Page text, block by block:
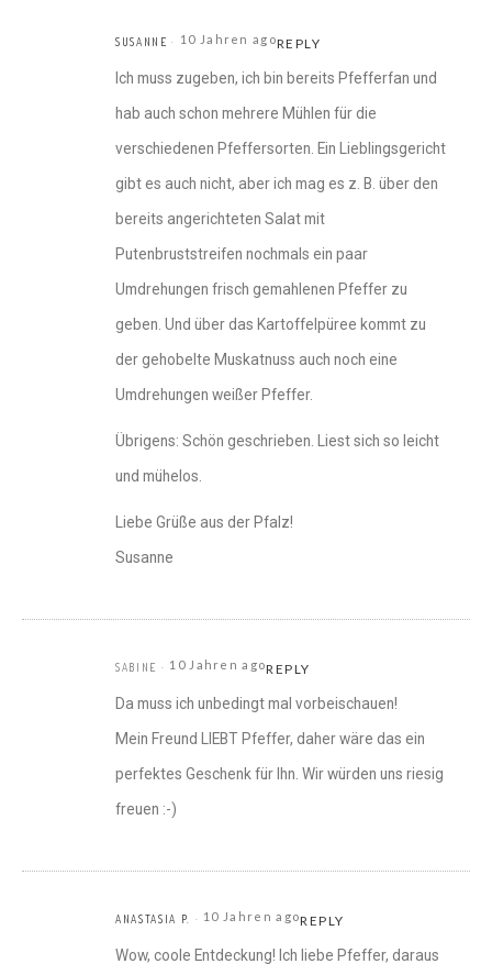
SUSANNE 10 Jahren agoREPLY
Ich muss zugeben, ich bin bereits Pfefferfan und
hab auch schon mehrere Mühlen für die
verschiedenen Pfeffersorten. Ein Lieblingsgericht
gibt es auch nicht, aber ich mag es z. B. über den
bereits angerichteten Salat mit
Putenbruststreifen nochmals ein paar
Umdrehungen frisch gemahlenen Pfeffer zu
geben. Und über das Kartoffelpüree kommt zu
der gehobelte Muskatnuss auch noch eine
Umdrehungen weißer Pfeffer.
Übrigens: Schön geschrieben. Liest sich so leicht
und mühelos.
Liebe Grüße aus der Pfalz!
Susanne
SABINE 10 Jahren agoREPLY
Da muss ich unbedingt mal vorbeischauen!
Mein Freund LIEBT Pfeffer, daher wäre das ein
perfektes Geschenk für Ihn. Wir würden uns riesig
freuen :-)
ANASTASIA P. 10 Jahren agoREPLY
Wow, coole Entdeckung! Ich liebe Pfeffer, daraus